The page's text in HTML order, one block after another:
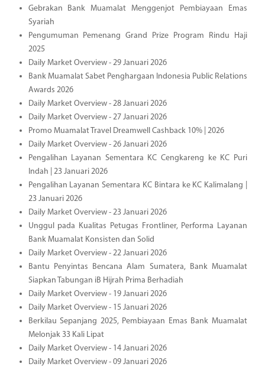
Gebrakan Bank Muamalat Menggenjot Pembiayaan Emas
Syariah
Pengumuman Pemenang Grand Prize Program Rindu Haji
2025
Daily Market Overview - 29 Januari 2026
Bank Muamalat Sabet Penghargaan Indonesia Public Relations
Awards 2026
Daily Market Overview - 28 Januari 2026
Daily Market Overview - 27 Januari 2026
Promo Muamalat Travel Dreamwell Cashback 10% | 2026
Daily Market Overview - 26 Januari 2026
Pengalihan Layanan Sementara KC Cengkareng ke KC Puri
Indah | 23 Januari 2026
Pengalihan Layanan Sementara KC Bintara ke KC Kalimalang |
23 Januari 2026
Daily Market Overview - 23 Januari 2026
Unggul pada Kualitas Petugas Frontliner, Performa Layanan
Bank Muamalat Konsisten dan Solid
Daily Market Overview - 22 Januari 2026
Bantu Penyintas Bencana Alam Sumatera, Bank Muamalat
Siapkan Tabungan iB Hijrah Prima Berhadiah
Daily Market Overview - 19 Januari 2026
Daily Market Overview - 15 Januari 2026
Berkilau Sepanjang 2025, Pembiayaan Emas Bank Muamalat
Melonjak 33 Kali Lipat
Daily Market Overview - 14 Januari 2026
Daily Market Overview - 09 Januari 2026